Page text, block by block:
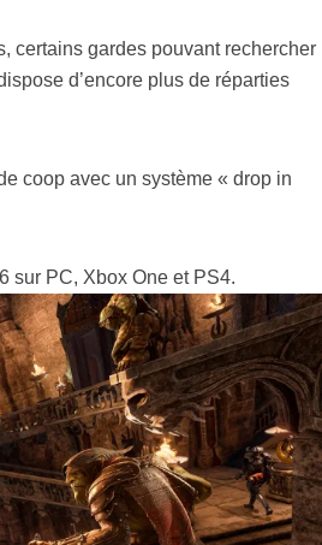
certains gardes pouvant rechercher
d’encore plus de réparties
coop avec un système « drop in
sur PC, Xbox One et PS4.